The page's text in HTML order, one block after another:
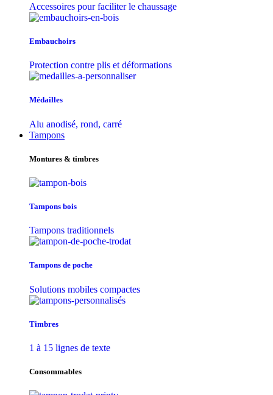
Accessoires pour faciliter le chaussage
Embauchoirs
Protection contre plis et déformations
Médailles
Alu anodisé, rond, carré
Tampons
Montures & timbres
Tampons bois
Tampons traditionnels
Tampons de poche
Solutions mobiles compactes
Timbres
1 à 15 lignes de texte
Consommables